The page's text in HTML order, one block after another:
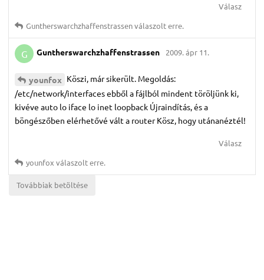
Válasz
Guntherswarchzhaffenstrassenválaszolt erre.
G Guntherswarchzhaffenstrassen 2009. ápr 11.
younfox Köszi, már sikerült. Megoldás:
/etc/network/interfaces ebből a fájlból mindent töröljünk ki,
kivéve auto lo iface lo inet loopback Újraindítás, és a
böngészőben elérhetővé vált a router Kösz, hogy utánanéztél!
Válasz
younfox válaszolt erre.
Továbbiak betöltése